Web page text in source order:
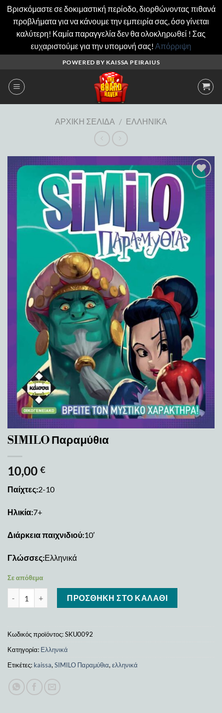
Βρισκόμαστε σε δοκιμαστική περίοδο, διορθώνοντας πιθανά
προβλήματα για να κάνουμε την εμπειρία σας, όσο γίνεται
καλύτερη! Καμία παραγγελία δεν θα ολοκληρωθεί ! Σας
ευχαριστούμε για την υπομονή σας! Απόρριψη
περιεχόμενο
POWERED BY KAISSA PEIRAIUS
ΑΡΧΙΚΉ ΣΕΛΊΔΑ / ΕΛΛΗΝΙΚΆ
Add to
SIMILO Παραμύθια
10,00 €
Παίχτες:2-10
Ηλικία:7+
Διάρκεια παιχνιδιού:10′
Γλώσσες:Ελληνικά
Σε απόθεμα
SIMILO Παραμύθια ποσότηταΠΡΟΣΘΉΚΗ ΣΤΟ ΚΑΛΆΘΙ
Κωδικός προϊόντος:SKU0092
Κατηγορία: Ελληνικά
Ετικέτες: kaissa, SIMILO Παραμύθια, ελληνικά